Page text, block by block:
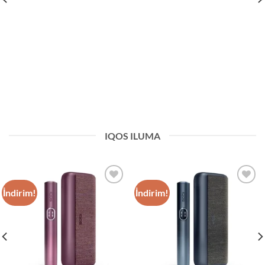
IQOS ILUMA
İndirim! İndirim!